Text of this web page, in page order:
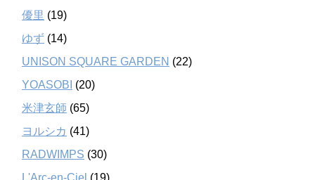
優里 (19)
ゆず (14)
UNISON SQUARE GARDEN (22)
YOASOBI (20)
米津玄師 (65)
ヨルシカ (41)
RADWIMPS (30)
L'Arc-en-Ciel (19)